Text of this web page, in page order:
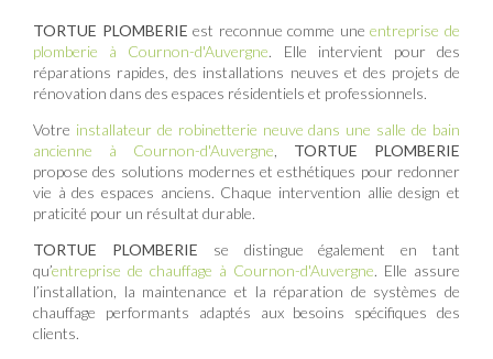
TORTUE PLOMBERIE est reconnue comme uneentreprise de
plomberie à Cournon-d'Auvergne. Elle intervient pour des
réparations rapides, des installations neuves et des projets de
rénovation dans des espaces résidentiels et professionnels.
Votre installateur de robinetterie neuve dans une salle de bain
ancienne à Cournon-d'Auvergne
TORTUE PLOMBERIE
propose des solutions modernes et esthétiques pour redonner
vie à des espaces anciens. Chaque intervention allie design et
praticité pour un résultat durable.
TORTUE PLOMBERIE se distingue également en tant
qu’entreprise de chauffage à Cournon-d'Auvergne. Elle assure
l’installation, la maintenance et la réparation de systèmes de
chauffage performants adaptés aux besoins spécifiques des
clients.